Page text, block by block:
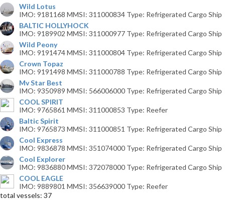
Wild Lotus
IMO: 9181168 MMSI: 311000834 Type: Refrigerated Cargo Ship
BALTIC HOLLYHOCK
IMO: 9189902 MMSI: 311000977 Type: Refrigerated Cargo Ship
Wild Peony
IMO: 9191474 MMSI: 311000804 Type: Refrigerated Cargo Ship
Crown Topaz
IMO: 9191498 MMSI: 311000788 Type: Refrigerated Cargo Ship
Mv Star Best
IMO: 9350989 MMSI: 566006000 Type: Refrigerated Cargo Ship
COOL SPIRIT
IMO: 9765861 MMSI: 311000853 Type: Reefer
Baltic Spirit
IMO: 9765873 MMSI: 311000851 Type: Refrigerated Cargo Ship
Cool Express
IMO: 9836878 MMSI: 351074000 Type: Refrigerated Cargo Ship
Cool Explorer
IMO: 9836880 MMSI: 372078000 Type: Refrigerated Cargo Ship
COOL EAGLE
IMO: 9889801 MMSI: 356639000 Type: Reefer
total vessels: 37